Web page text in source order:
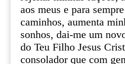
aos meus e para
caminhos, aumenta
sonhos, dai-me um
do Teu Filho Jesus
consolador que com